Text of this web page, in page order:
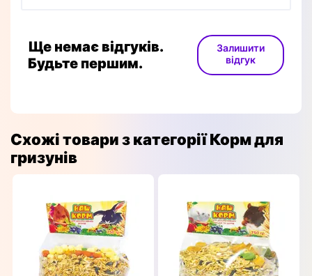
Ще немає відгуків.
Будьте першим.
Залишити
відгук
Схожі товари з категорії Корм для
гризунів